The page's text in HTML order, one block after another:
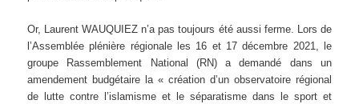
Or, Laurent WAUQUIEZ n’a pas toujours été aussi ferme. Lors de
l’Assemblée plénière régionale les 16 et 17 décembre 2021, le
groupe Rassemblement National (RN) a demandé dans un
amendement budgétaire la « création d’un observatoire régional
de lutte contre l’islamisme et le séparatisme dans le sport et